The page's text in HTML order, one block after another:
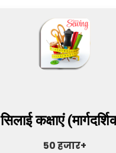
सिलाई कक्षाएं
50 हजार+